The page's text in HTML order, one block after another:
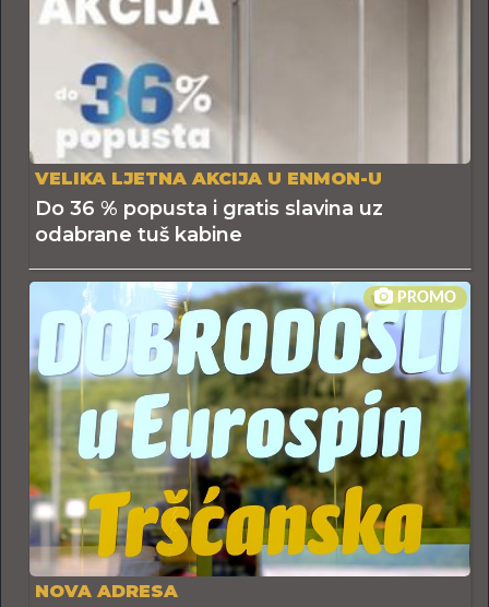
VELIKA LJETNA AKCIJA U ENMON-U
Do 36 % popusta i gratis slavina uz
odabrane tuš kabine
PROMO
NOVA ADRESA